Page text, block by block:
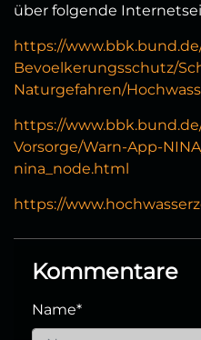
über folgende
https://
Bevoelkerungsschutz/
Naturgefahren/
https://
Vorsorge/Warn-App-
nina_node.html
https://
Kommentare
Name*